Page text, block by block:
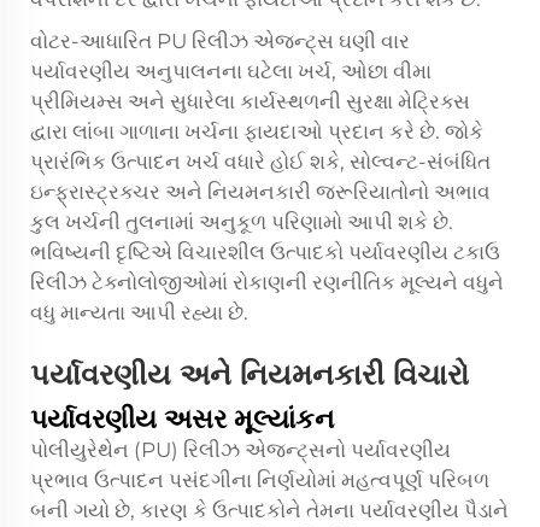
વોટર-આધારિત PU રિલીઝ એજન્ટ્સ ઘણી વાર
પર્યાવરણીય અનુપાલનના ઘટેલા ખર્ચ, ઓછા વીમા
પ્રીમિયમ્સ અને સુધારેલા કાર્યસ્થળની સુરક્ષા મેટ્રિક્સ
દ્વારા લાંબા ગાળાના ખર્ચના ફાયદાઓ પ્રદાન કરે છે. જોકે
પ્રારંભિક ઉત્પાદન ખર્ચ વધારે હોઈ શકે, સોલ્વન્ટ-સંબંધિત
ઇન્ફ્રાસ્ટ્રક્ચર અને નિયમનકારી જરૂરિયાતોનો અભાવ
કુલ ખર્ચની તુલનામાં અનુકૂળ પરિણામો આપી શકે છે.
ભવિષ્યની દૃષ્ટિએ વિચારશીલ ઉત્પાદકો પર્યાવરણીય ટકાઉ
રિલીઝ ટેક્નોલોજીઓમાં રોકાણની રણનીતિક મૂલ્યને વધુને
વધુ માન્યતા આપી રહ્યા છે.
પર્યાવરણીય અને નિયમનકારી વિચારો
પર્યાવરણીય અસર મૂલ્યાંકન
પોલીયુરેથેન (PU) રિલીઝ એજન્ટ્સનો પર્યાવરણીય
પ્રભાવ ઉત્પાદન પસંદગીના નિર્ણયોમાં મહત્વપૂર્ણ પરિબળ
બની ગયો છે, કારણ કે ઉત્પાદકોને તેમના પર્યાવરણીય પૈડાને